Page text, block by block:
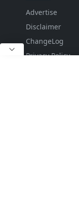
Advertise
Disclaimer
ChangeLog
Privacy Policy